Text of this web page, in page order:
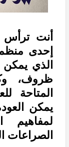
أنت ترأس
إحدى
الذي
ظروف،
المتاحة
يمكن
الصراعات